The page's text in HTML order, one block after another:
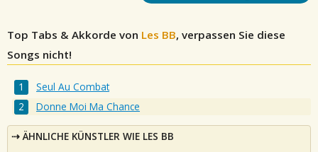
Top Tabs & Akkorde von Les BB, verpassen Sie diese
Songs nicht!
Seul Au Combat
Donne Moi Ma Chance
ÄHNLICHE KÜNSTLER WIE LES BB